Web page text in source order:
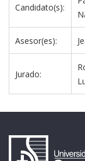
Candidato(s):
Asesor(es):
Jurado: